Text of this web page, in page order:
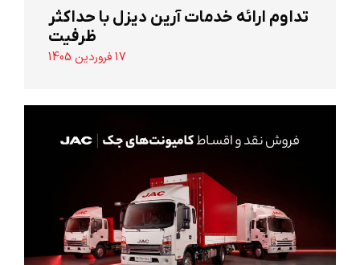
تداوم ارائه خدمات آرین دیزل با حداکثر
ظرفیت
17 فروردین 1405